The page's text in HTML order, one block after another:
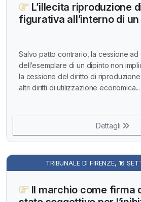
L’illecita riproduzione
figurativa all’interno di un
Salvo patto contrario, la cessione ad
dell’esemplare di un dipinto non
la cessione del diritto di
altri diritti di utilizzazione economica...
Dettagli
TRIBUNALE DI FIRENZE, 16
Il marchio come firma